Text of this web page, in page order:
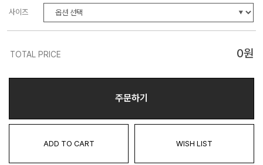
사이즈
TOTAL PRICE 0원
주문하기
ADD TO CART WISH LIST